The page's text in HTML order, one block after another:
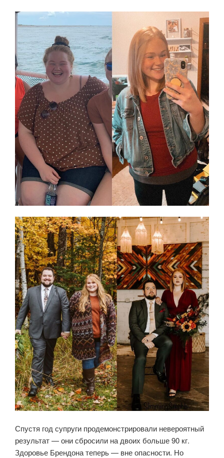
Спустя год супруги продемонстрировали невероятный
результат — они сбросили на двоих больше 90 кг.
Здоровье Брендона теперь — вне опасности. Но